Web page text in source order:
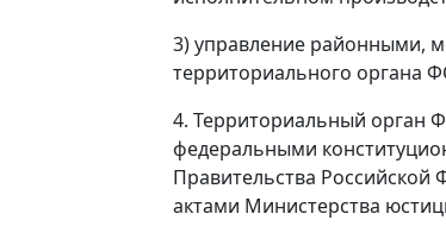
3) управление районными,
территориального органа
4. Территориальный орган
федеральными
Правительства
актами Министерства